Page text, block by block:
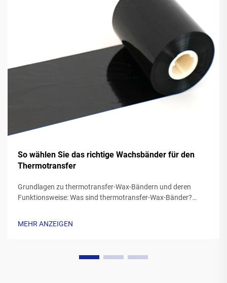
So wählen Sie das richtige Wachsbänder für den
Thermotransfer
Grundlagen zu thermotransfer-Wax-Bändern und deren
Funktionsweise: Was sind thermotransfer-Wax-Bänder?
MEHR ANZEIGEN